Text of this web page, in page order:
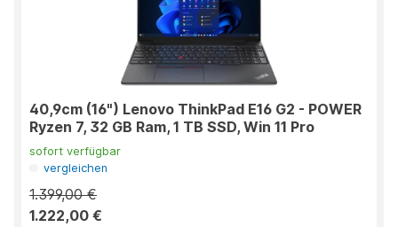
40,9cm (16") Lenovo ThinkPad E16 G2 - POWER
Ryzen 7, 32 GB Ram, 1 TB SSD, Win 11 Pro
sofort verfügbar
vergleichen
1.399,00 €
1.222,00 €